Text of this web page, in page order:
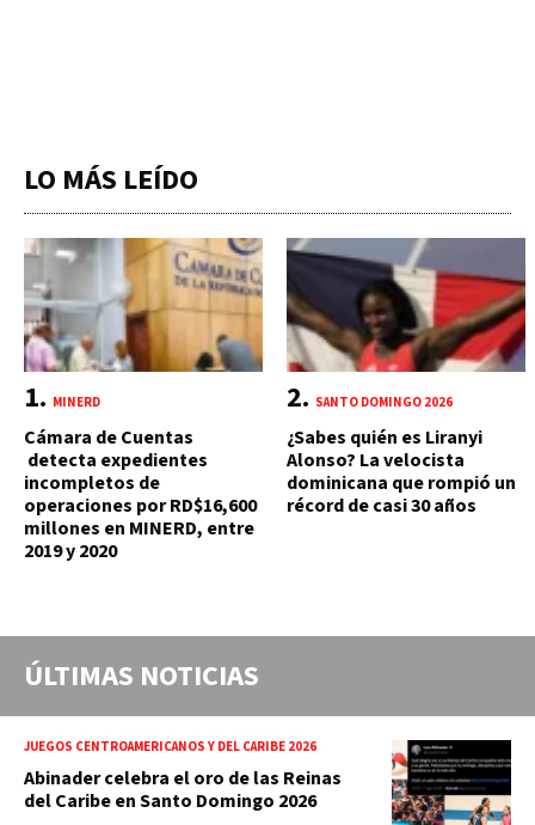
LO MÁS LEÍDO
MINERD
Cámara de Cuentas
detecta expedientes
incompletos de
operaciones por RD$16,600
millones en MINERD, entre
2019 y 2020
SANTO DOMINGO 2026
¿Sabes quién es Liranyi
Alonso? La velocista
dominicana que rompió un
récord de casi 30 años
ÚLTIMAS NOTICIAS
JUEGOS CENTROAMERICANOS Y DEL CARIBE 2026
Abinader celebra el oro de las Reinas
del Caribe en Santo Domingo 2026